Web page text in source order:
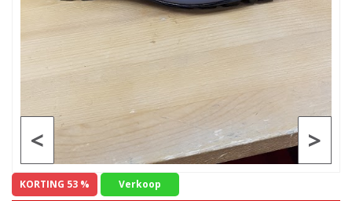
>
<
KORTING 53 % Verkoop